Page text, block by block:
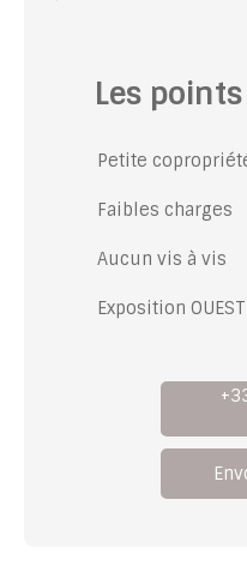
Les
Petite
Faibles charges
Aucun vis à vis
Exposition OUEST